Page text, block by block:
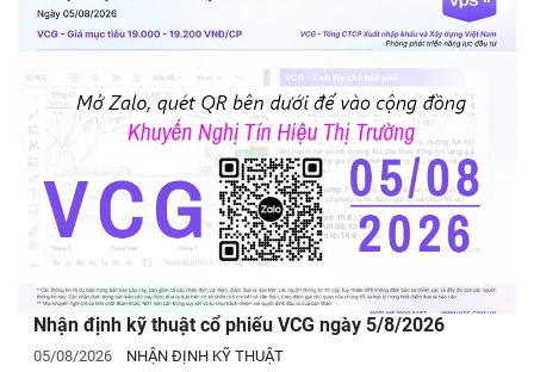
Nhận định kỹ thuật cổ phiếu VCG ngày 5/8/2026
05/08/2026 NHẬN ĐỊNH KỸ THUẬT